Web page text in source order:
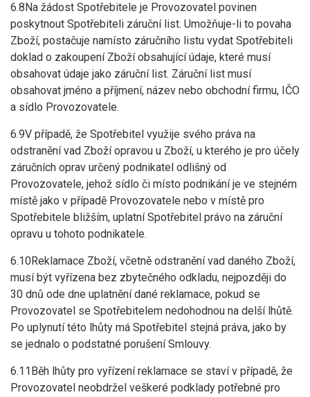
6.8Na žádost Spotřebitele je Provozovatel povinen
poskytnout Spotřebiteli záruční list. Umožňuje-li to povaha
Zboží, postačuje namísto záručního listu vydat Spotřebiteli
doklad o zakoupení Zboží obsahující údaje, které musí
obsahovat údaje jako záruční list. Záruční list musí
obsahovat jméno a příjmení, název nebo obchodní firmu, IČO
a sídlo Provozovatele.
6.9V případě, že Spotřebitel využije svého práva na
odstranění vad Zboží opravou u Zboží, u kterého je pro účely
záručních oprav určený podnikatel odlišný od
Provozovatele, jehož sídlo či místo podnikání je ve stejném
místě jako v případě Provozovatele nebo v místě pro
Spotřebitele bližším, uplatní Spotřebitel právo na záruční
opravu u tohoto podnikatele.
6.10Reklamace Zboží, včetně odstranění vad daného Zboží,
musí být vyřízena bez zbytečného odkladu, nejpozději do
30 dnů ode dne uplatnění dané reklamace, pokud se
Provozovatel se Spotřebitelem nedohodnou na delší lhůtě.
Po uplynutí této lhůty má Spotřebitel stejná práva, jako by
se jednalo o podstatné porušení Smlouvy.
6.11Běh lhůty pro vyřízení reklamace se staví v případě, že
Provozovatel neobdržel veškeré podklady potřebné pro